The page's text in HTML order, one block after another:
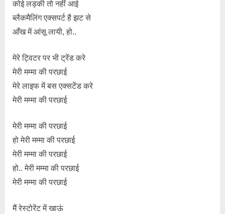
कोई लड़की तो नहीं आई
ब्लैकमैलिंग एक्सपर्ट है झट से
आँख में आंसू लायी, हो..
मेरे ट्विटर पर भी ट्रेंड करे
मेरी मम्मा की परछाई
मेरे लाइफ में बस एक्सटेंड करे
मेरी मम्मा की परछाई
मेरी मम्मा की परछाई
हो मेरी मम्मा की परछाई
मेरी मम्मा की परछाई
हो.. मेरी मम्मा की परछाई
मेरी मम्मा की परछाई
मैं रेस्टोरेंट में खाऊं